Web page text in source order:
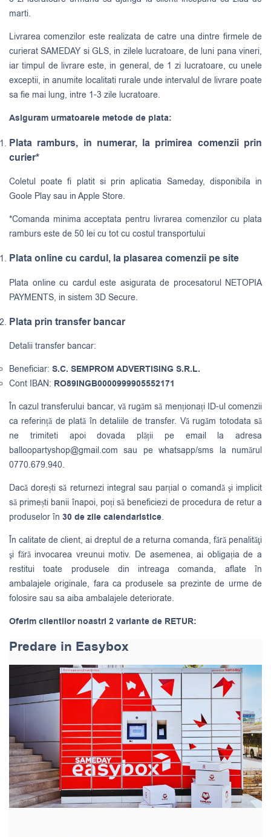
marti.
Livrarea comenzilor este realizata de catre una dintre firmele de
curieratSAMEDAY si GLS, in zilele lucratoare, de luni pana vineri,
iar timpul de livrare este, in general, de 1 zi lucratoare, cu unele
exceptii, in anumite localitati rurale unde intervalul de livrare poate
sa fie mai lung, intre 1-3 zile lucratoare.
Asiguram urmatoarele metode de plata:
Plata ramburs, in numerar, la primirea comenzii prin
curier*
Coletul poate fi platit si prin aplicatia Sameday, disponibila in
Goole Play sau in Apple Store.
*Comanda minima acceptata pentru livrarea comenzilor cu plata
ramburs este de 50 lei cu tot cu costul transportului
Plata online cu cardul, la plasarea comenzii pe site
Plata online cu cardul este asigurata de procesatorul NETOPIA
PAYMENTS, in sistem 3D Secure.
Plata prin transfer bancar
Detalii transfer bancar:
Beneficiar: S.C. SEMPROM ADVERTISING S.R.L.
Cont IBAN: RO89INGB0000999905552171
În cazul transferului bancar, vă rugăm să menționați ID-ul comenzii
ca referință de plată în detaliile de transfer. Vă rugăm totodata să
ne trimiteti apoi dovada plății pe email la adresa
balloopartyshop@gmail.com sau pe whatsapp/sms la numărul
0770.679.940.
Dacă dorești să returnezi integral sau parțial o comandă şi implicit
să primești banii înapoi, poți să beneficiezi de procedura de retur a
produselor în 30 de zile calendaristice.
În calitate de client, ai dreptul de a returna comanda, fără penalităţi
şi fără invocarea vreunui motiv. De asemenea, ai obligația de a
restitui toate produsele din intreaga comanda, aflate în
ambalajele originale, fara ca produsele sa prezinte de urme de
folosire sau sa aiba ambalajele deteriorate.
Oferim clientilor noastri 2 variante de RETUR:
Predare in Easybox